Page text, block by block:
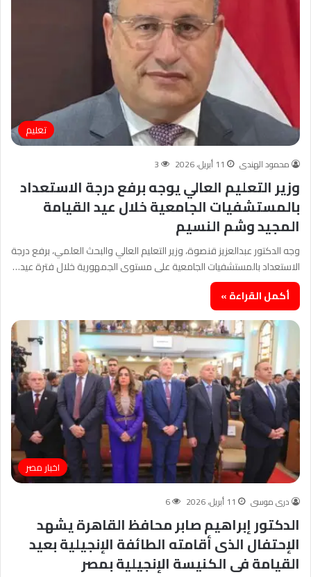
تعليم
محمود الهندى 11 أبريل، 2026 3
وزير التعليم العالي يوجه برفع درجة الاستعداد
بالمستشفيات الجامعية خلال عيد القيامة
المجيد وشم النسيم
وجه الدكتور عبدالعزيز قنصوة، وزير التعليم العالي والبحث العلمي، برفع درجة
الاستعداد بالمستشفيات الجامعية على مستوى الجمهورية خلال فترة عيد…
أكمل القراءة »
اخبار مصر
درى موسى 11 أبريل، 2026 6
الدكتور إبراهيم صابر محافظ القاهرة يشهد
الإحتفال الذى أقامته الطائفة الإنجيلية بعيد
القيامة فى الكنيسة الإنجيلية بمصر